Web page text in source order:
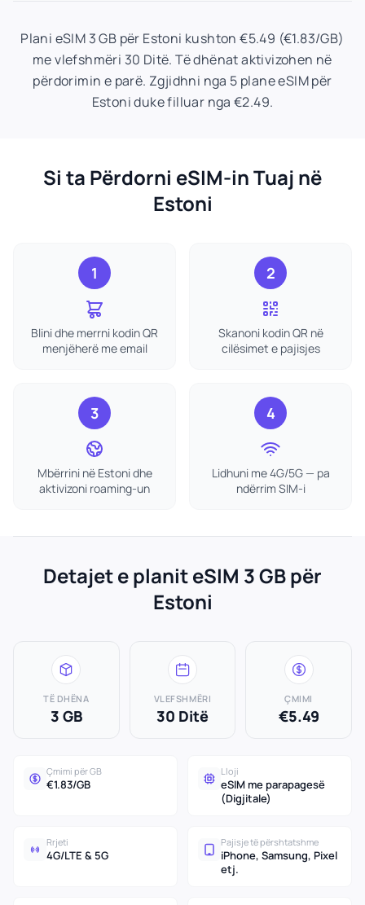
Plani eSIM 3 GB për Estoni kushton €5.49 (€1.83/GB)
me vlefshmëri 30 Ditë. Të dhënat aktivizohen në
përdorimin e parë. Zgjidhni nga 5 plane eSIM për
Estoni duke filluar nga €2.49.
Si ta Përdorni eSIM-in Tuaj në
Estoni
1
Blini dhe merrni kodin QR
menjëherë me email
2
Skanoni kodin QR në
cilësimet e pajisjes
3
Mbërrini në Estoni dhe
aktivizoni roaming-un
4
Lidhuni me 4G/5G — pa
ndërrim SIM-i
Detajet e planit eSIM 3 GB për
Estoni
TË DHËNA
3 GB
VLEFSHMËRI
30 Ditë
ÇMIMI
€5.49
Çmimi për GB
€1.83/GB
Lloji
eSIM me parapagesë
(Digjitale)
Rrjeti
4G/LTE & 5G
Pajisje të përshtatshme
iPhone, Samsung, Pixel
etj.